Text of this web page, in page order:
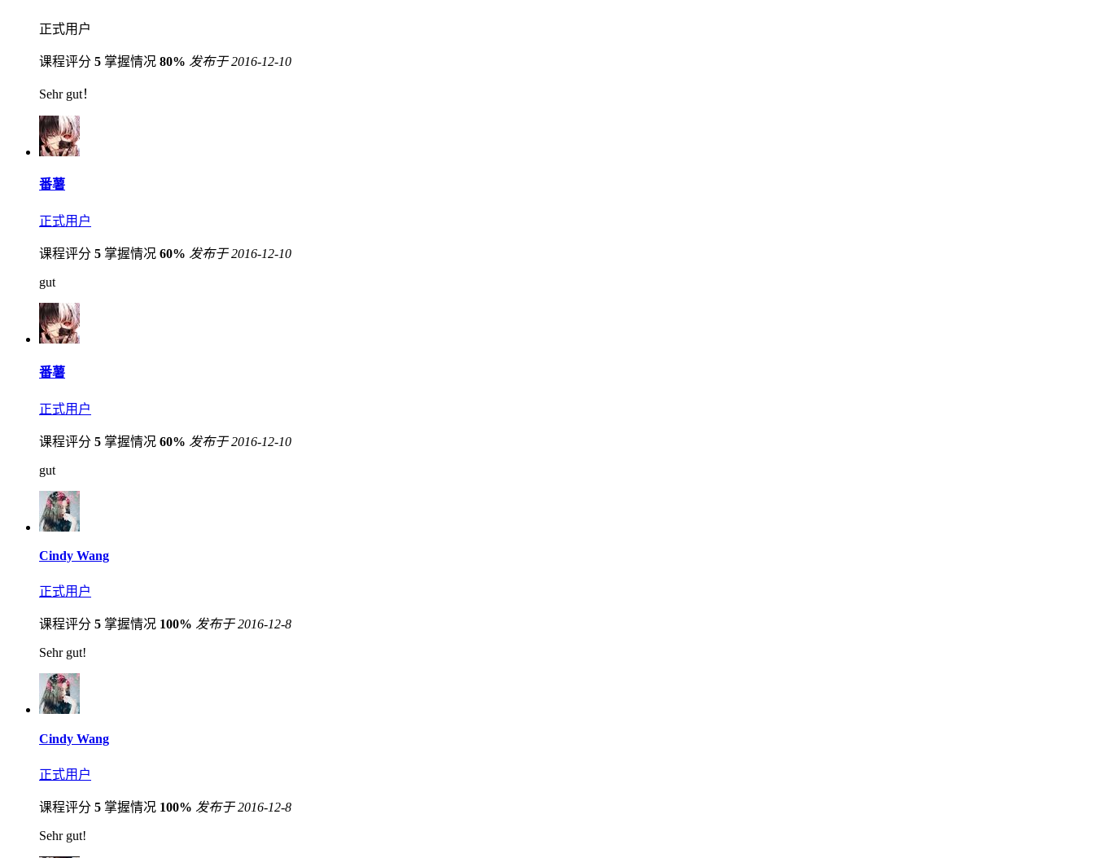
正式用户
课程评分 5 掌握情况 80% 发布于 2016-12-10
Sehr gut！
番薯
正式用户
课程评分 5 掌握情况 60% 发布于 2016-12-10
gut
番薯
正式用户
课程评分 5 掌握情况 60% 发布于 2016-12-10
gut
Cindy Wang
正式用户
课程评分 5 掌握情况 100% 发布于 2016-12-8
Sehr gut!
Cindy Wang
正式用户
课程评分 5 掌握情况 100% 发布于 2016-12-8
Sehr gut!